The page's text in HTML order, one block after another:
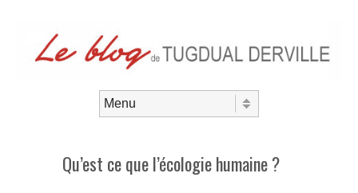
Qu’est ce que l’écologie humaine ?